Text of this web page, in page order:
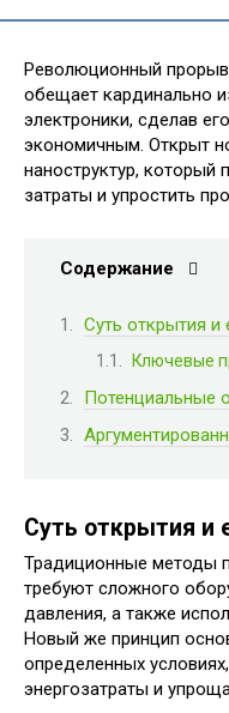
Революционный прорыв
обещает кардинально
электроники, сделав
экономичным. Открыт
наноструктур, который
затраты и упростить
Содержание
Суть открытия и
Ключевые
Потенциальные
Суть открытия и
Традиционные методы
требуют сложного
давления, а также
Новый же принцип
определенных
энергозатраты и